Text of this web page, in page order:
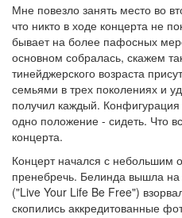
Мне повезло занять место во
что никто в ходе концерта не
бывает на более пафосных
основном собралась, скажем
тинейджерского возраста
семьями в трех поколениях и
получил каждый.
одно положение - сидеть. Что
концерта.
Концерт начался с небольшим
пренебречь. Белинда вышла
("Live Your Life Be Free")
скопились аккредитованные